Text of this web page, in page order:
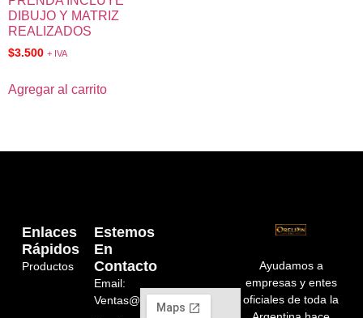
DIBUJO Y MATRIZ
REALIZADOS
$3.500 + IVA
Agregar al carrito
Ayudamos a
empresas y entes
oficiales de toda la
Enlaces
Rápidos
Productos
Estemos
En
Contacto
Email:
Ventas@orelion.com.ar